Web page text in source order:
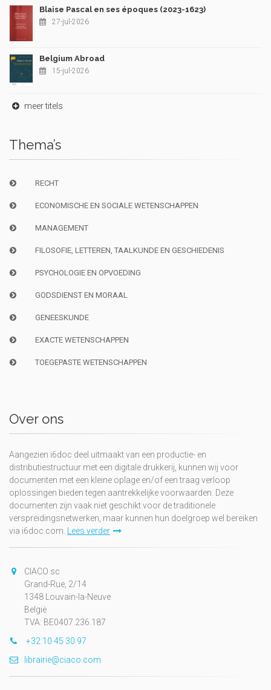
Blaise Pascal en ses époques (2023-1623)
27-jul-2026
Belgium Abroad
15-jul-2026
meer titels
Thema’s
RECHT
ECONOMISCHE EN SOCIALE WETENSCHAPPEN
MANAGEMENT
FILOSOFIE, LETTEREN, TAALKUNDE EN GESCHIEDENIS
PSYCHOLOGIE EN OPVOEDING
GODSDIENST EN MORAAL
GENEESKUNDE
EXACTE WETENSCHAPPEN
TOEGEPASTE WETENSCHAPPEN
Over ons
Aangezien i6doc deel uitmaakt van een productie- en
distributiestructuur met een digitale drukkerij, kunnen wij voor
documenten met een kleine oplage en/of een traag verloop
oplossingen bieden tegen aantrekkelijke voorwaarden. Deze
documenten zijn vaak niet geschikt voor de traditionele
verspreidingsnetwerken, maar kunnen hun doelgroep wel bereiken
via i6doc.com. Lees verder
CIACO sc
Grand-Rue, 2/14
1348 Louvain-la-Neuve
België
TVA: BE0407.236.187
+32 10 45 30 97
librairie@ciaco.com